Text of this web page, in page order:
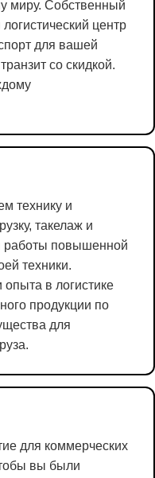
миру. Собственный
центр
для вашей
со скидкой.
технику и
такелаж и
работы повышенной
техники.
опыта в логистике
продукции по
для
для коммерческих
вы были